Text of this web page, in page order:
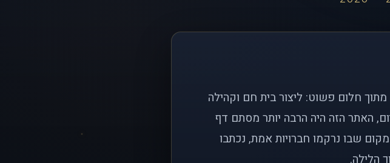
לפני כמעט שני עשורים, פתחנו את שערי HPortal מתוך חלום פשוט: ליצור בית חם וקהילה
האתר הזה היה הרבה יותר מסתם דף
מקום שבו נרקמו חברויות אמת, נכתבו
הלילה.